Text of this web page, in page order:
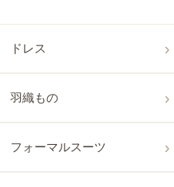
ドレス
羽織もの
フォーマルスーツ